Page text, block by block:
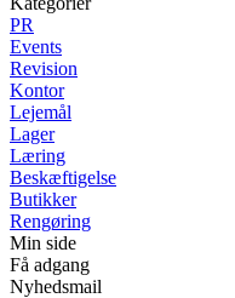
PR
Events
Revision
Kontor
Lejemål
Lager
Læring
Beskæftigelse
Butikker
Rengøring
Min side
Få adgang
Nyhedsmail